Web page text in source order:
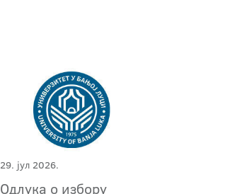
29. јул 2026.
Oдлука о избору